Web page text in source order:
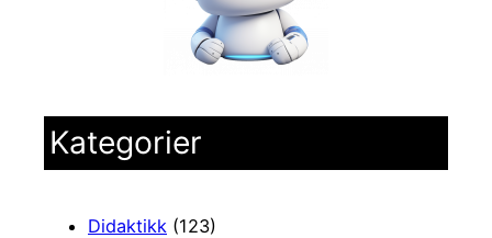
Kategorier
Didaktikk (123)